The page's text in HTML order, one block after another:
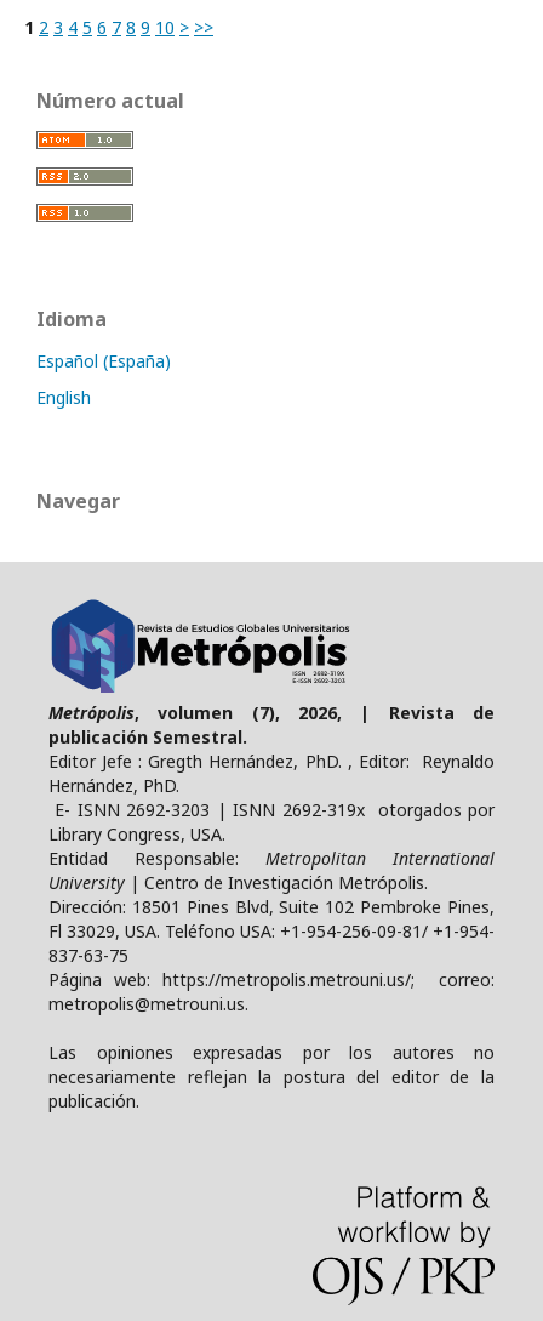
1 2 3 4 5 6 7 8 9 10 > >>
Número actual
Idioma
Español (España)
English
Navegar
Metrópolis, volumen (7), 2026, | Revista de
publicación Semestral.
Editor Jefe : Gregth Hernández, PhD. , Editor: Reynaldo
Hernández, PhD.
E- ISNN 2692-3203 | ISNN 2692-319x otorgados por
Library Congress, USA.
Entidad Responsable: Metropolitan International
University | Centro de Investigación Metrópolis.
Dirección: 18501 Pines Blvd, Suite 102 Pembroke Pines,
Fl 33029, USA. Teléfono USA: +1-954-256-09-81/ +1-954-
837-63-75
Página web: https://metropolis.metrouni.us/; correo:
metropolis@metrouni.us.
Las opiniones expresadas por los autores no
necesariamente reflejan la postura del editor de la
publicación.